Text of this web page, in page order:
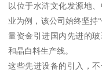
以位于水浒文化发源地
业为例，该公司始终坚持
量资金引进国内先进的
和晶白料生产线。
这些先进设备的引入，